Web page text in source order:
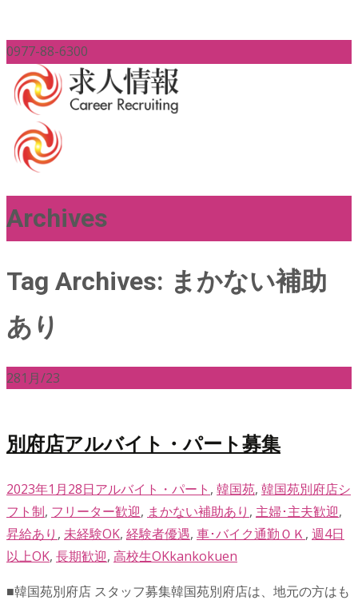
0977-88-6300
Archives
Tag Archives: まかない補助
あり
281月/23
別府店アルバイト・パート募集
2023年1月28日アルバイト・パート , 韓国苑, 韓国苑別府店シ
フト制, フリーター歓迎, まかない補助あり , 主婦･主夫歓迎,
昇給あり , 未経験OK, 経験者優遇, 車･バイク通勤ＯＫ , 週4日
以上OK, 長期歓迎, 高校生OKkankokuen
■韓国苑別府店 スタッフ募集韓国苑別府店は、地元の方はも